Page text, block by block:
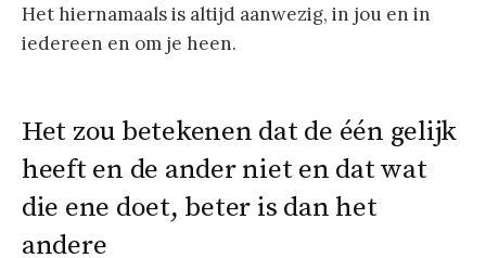
Het hiernamaals is altijd aanwezig, in jou en in
iedereen en om je heen.
Het zou betekenen dat de één gelijk
heeft en de ander niet en dat wat
die ene doet, beter is dan het
andere